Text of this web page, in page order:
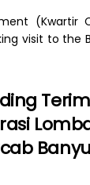
(Kwartir
visit to the